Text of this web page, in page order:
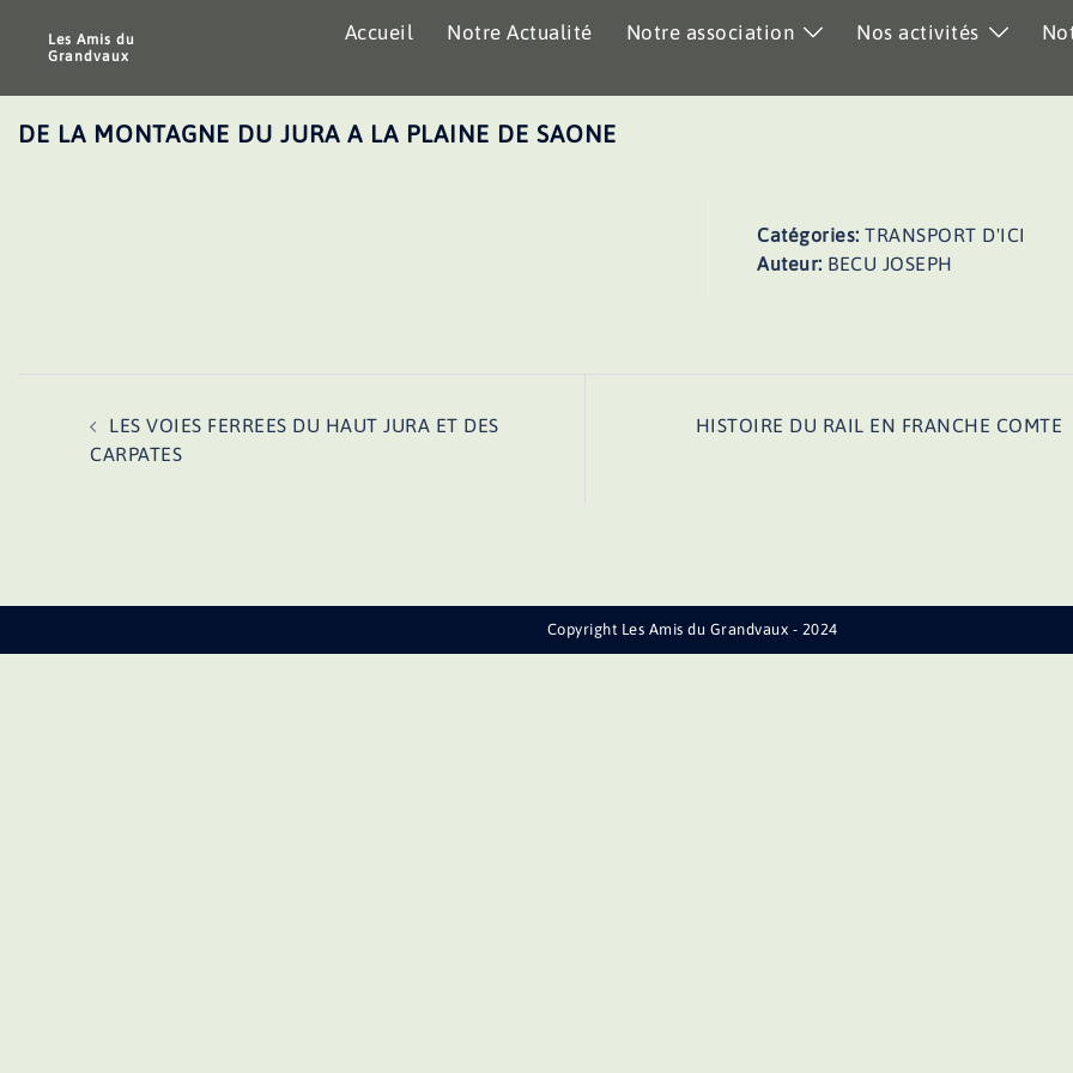
Les Amis du
Grandvaux
Accueil Notre Actualité Notre association Nos activités
DE LA MONTAGNE DU JURA A LA PLAINE DE SAONE
Catégories:TRANSPORT D'ICI
Auteur: BECU JOSEPH
d’article
LES VOIES FERREES DU HAUT JURA ET DES
CARPATES
HISTOIRE DU RAIL EN FRANCHE COMTE
Copyright Les Amis du Grandvaux - 2024